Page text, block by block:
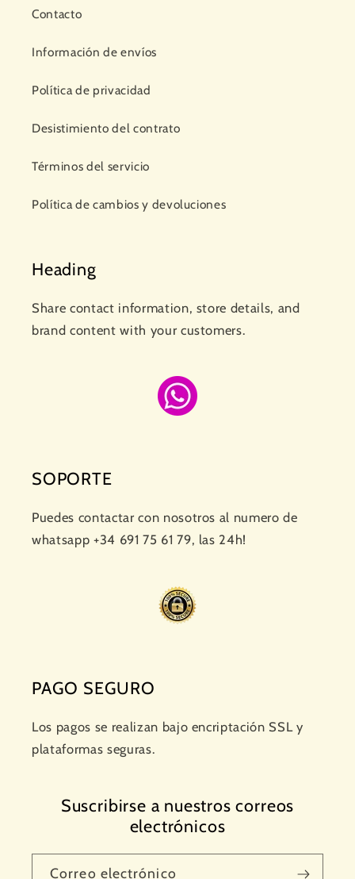
Contacto
Información de envíos
Política de privacidad
Desistimiento del contrato
Términos del servicio
Política de cambios y devoluciones
Heading
Share contact information, store details, and
brand content with your customers.
SOPORTE
Puedes contactar con nosotros al numero de
whatsapp +34 691 75 61 79, las 24h!
PAGO SEGURO
Los pagos se realizan bajo encriptación SSL y
plataformas seguras.
Suscribirse a nuestros correos
electrónicos
Correo electrónico